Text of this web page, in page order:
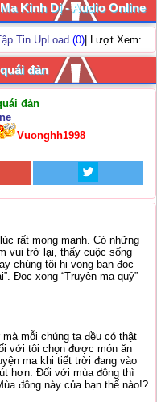
Kinh Dị - Audio Online
Tin UpLoad (0) | Lượt Xem:
đản
đản
Vuonghh1998
rất mong manh. Có những
vui trở lại, thấy cuộc sống
chúng tôi hi vọng bạn đọc
Đọc xong “Truyện ma quỷ”
mỗi chúng ta đều có thật
với tôi chọn được món ăn
ma khi tiết trời đang vào
hơn. Đối với mùa đông thì
đông này của bạn thế nào!?